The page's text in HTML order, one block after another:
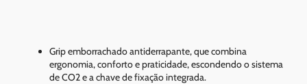
Grip emborrachado antiderrapante, que combina
ergonomia, conforto e praticidade, escondendo o sistema
de CO2 e a chave de fixação integrada.